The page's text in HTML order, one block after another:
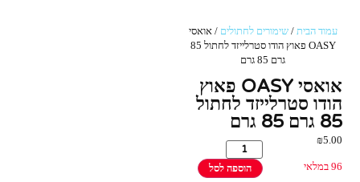
עמוד הבית /שימורים לחתולים / אואסי
OASY פאוץ הודו סטרלייזד לחתול 85
גרם 85 גרם
אואסי OASY פאוץ
הודו סטרלייזד לחתול
85 גרם 85 גרם
₪5.00
96 במלאי הוספה לסל